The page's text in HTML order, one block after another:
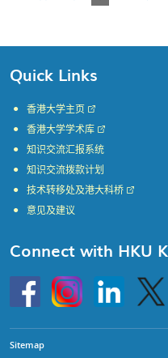
Quick Links
香港大学主页
香港大学学术库
知识交流汇报系统
知识交流拨款计划
技术转移处及港大科桥
意见及建议
Connect with HKU
HKU
InstagramLinkedin Twitter
Sitemap